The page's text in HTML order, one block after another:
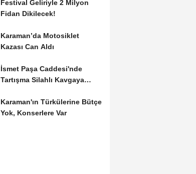
Festival Geliriyle 2 Milyon
Fidan Dikilecek!
Karaman’da Motosiklet
Kazası Can Aldı
İsmet Paşa Caddesi'nde
Tartışma Silahlı Kavgaya
Karaman'ın Türkülerine Bütçe
Yok, Konserlere Var